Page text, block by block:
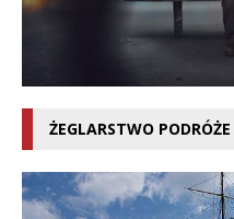
ŻEGLARSTWO